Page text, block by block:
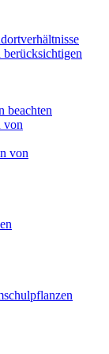
beachten
von
von